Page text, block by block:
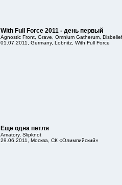
With Full Force 2011 - день первый
Agnostic Front, Grave, Omnium Gatherum,
01.07.2011, Germany, Lobnitz, With Full Force
Еще одна петля
Amatory, Slipknot
29.06.2011, Москва, СК «Олимпийский»